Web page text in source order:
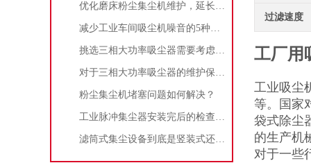
优化磨床粉尘集尘机维护，延长设备寿命
减少工业车间吸尘机噪音的5种方法
挑选三相大功率吸尘器需要考虑哪些问题？
对于三相大功率吸尘器的维护保养，你了解多少
粉尘集尘机堵塞问题如何解决？
工业脉冲集尘器安装完后的检查工作详解
滤筒式集尘设备到底是竖装式还是横装式？
过滤速度
工厂用
工业吸尘
等。国家
袋式除尘
的生产机
对于一些